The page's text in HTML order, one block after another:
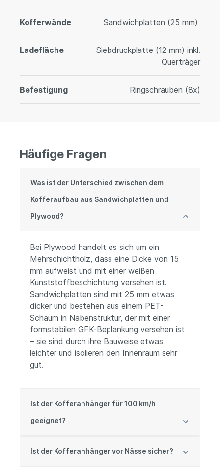
Kofferwände Sandwichplatten (25 mm)
Ladefläche
Siebdruckplatte (12 mm) inkl.
Querträger
Befestigung Ringschrauben (8x)
Häufige Fragen
Was ist der Unterschied zwischen dem
Kofferaufbau aus Sandwichplatten und
Plywood?
Bei Plywood handelt es sich um ein
Mehrschichtholz, dass eine Dicke von 15
mm aufweist und mit einer weißen
Kunststoffbeschichtung versehen ist.
Sandwichplatten sind mit 25 mm etwas
dicker und bestehen aus einem PET-
Schaum in Nabenstruktur, der mit einer
formstabilen GFK-Beplankung versehen ist
– sie sind durch ihre Bauweise etwas
leichter und isolieren den Innenraum sehr
gut.
Ist der Kofferanhänger für 100 km/h
geeignet?
Ist der Kofferanhänger vor Nässe sicher?